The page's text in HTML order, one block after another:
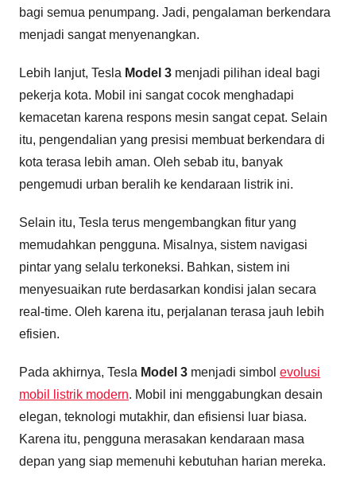
bagi semua penumpang. Jadi, pengalaman berkendara
menjadi sangat menyenangkan.
Lebih lanjut, Tesla Model 3 menjadi pilihan ideal bagi
pekerja kota. Mobil ini sangat cocok menghadapi
kemacetan karena respons mesin sangat cepat. Selain
itu, pengendalian yang presisi membuat berkendara di
kota terasa lebih aman. Oleh sebab itu, banyak
pengemudi urban beralih ke kendaraan listrik ini.
Selain itu, Tesla terus mengembangkan fitur yang
memudahkan pengguna. Misalnya, sistem navigasi
pintar yang selalu terkoneksi. Bahkan, sistem ini
menyesuaikan rute berdasarkan kondisi jalan secara
real-time. Oleh karena itu, perjalanan terasa jauh lebih
efisien.
Pada akhirnya, Tesla Model 3 menjadi simbol evolusi
mobil listrik modern. Mobil ini menggabungkan desain
elegan, teknologi mutakhir, dan efisiensi luar biasa.
Karena itu, pengguna merasakan kendaraan masa
depan yang siap memenuhi kebutuhan harian mereka.